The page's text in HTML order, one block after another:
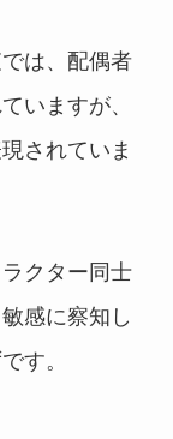
は、配偶者
いますが、
されていま
クター同士
感に察知し
す。